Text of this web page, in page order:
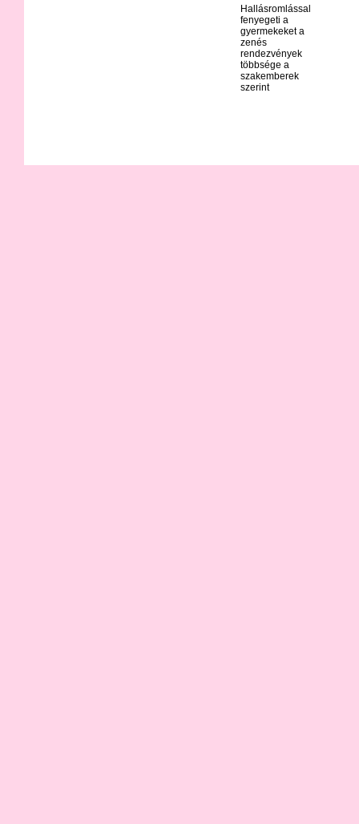
Hallásromlással
fenyegeti a
gyermekeket a
zenés
rendezvények
többsége a
szakemberek
szerint